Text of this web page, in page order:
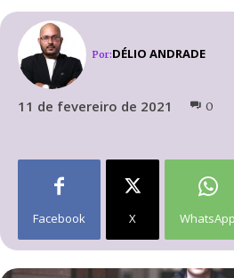
Por:DÉLIO ANDRADE
11 de fevereiro de 2021 0
Facebook X WhatsApp